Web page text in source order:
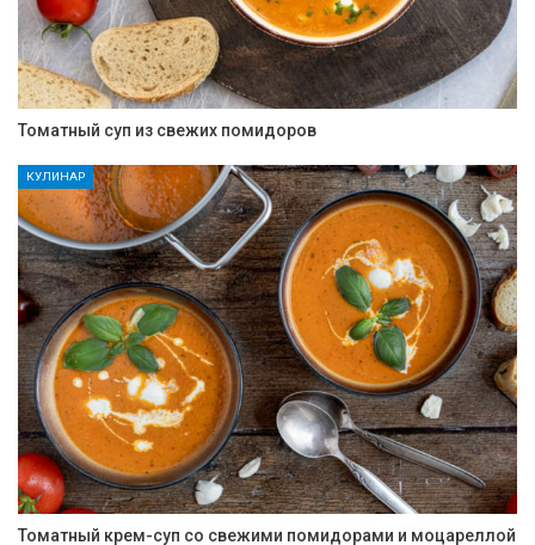
Томатный суп из свежих помидоров
КУЛИНАР
Томатный крем-суп со свежими помидорами и моцареллой